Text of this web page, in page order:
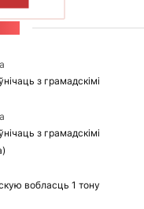
з грамадскімі
з грамадскімі
вобласць 1 тону